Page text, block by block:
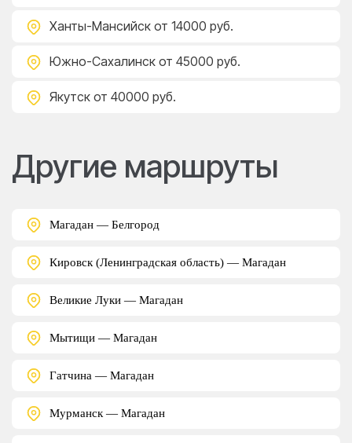
Ханты-Мансийск от 14000 руб.
Южно-Сахалинск от 45000 руб.
Якутск от 40000 руб.
Другие маршруты
Магадан — Белгород
Кировск (Ленинградская область) — Магадан
Великие Луки — Магадан
Мытищи — Магадан
Гатчина — Магадан
Мурманск — Магадан